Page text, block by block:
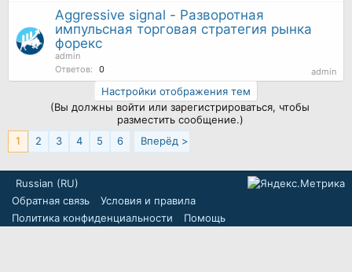
Aggressive signal - Разворотная
импульсная торговая стратегия рынка
форекс
admin
Ответов:
0 admin
Настройки отображения тем
(Вы должны войти или зарегистрироваться, чтобы
разместить сообщение.)
1
2 3 4 5 6 Вперёд >
Russian (RU)
Обратная связь
Условия и правила
Политика конфиденциальности
Помощь